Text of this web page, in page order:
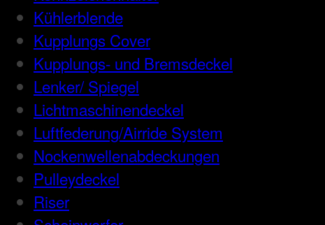
Kühlerblende
Kupplungs Cover
Kupplungs- und Bremsdeckel
Lenker/ Spiegel
Lichtmaschinendeckel
Luftfederung/Airride System
Nockenwellenabdeckungen
Pulleydeckel
Riser